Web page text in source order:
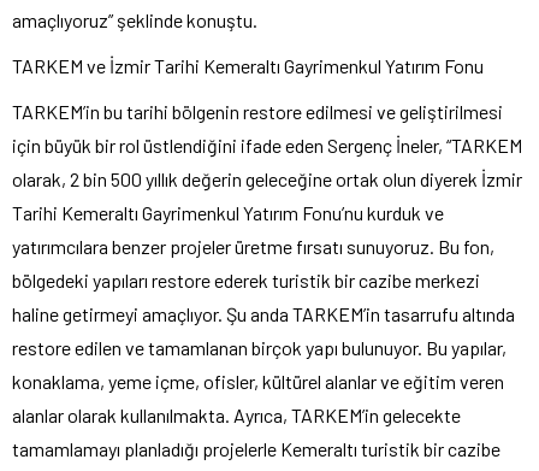
amaçlıyoruz” şeklinde konuştu.
TARKEM ve İzmir Tarihi Kemeraltı Gayrimenkul Yatırım Fonu
TARKEM’in bu tarihi bölgenin restore edilmesi ve geliştirilmesi
için büyük bir rol üstlendiğini ifade eden Sergenç İneler, “TARKEM
olarak, 2 bin 500 yıllık değerin geleceğine ortak olun diyerek İzmir
Tarihi Kemeraltı Gayrimenkul Yatırım Fonu’nu kurduk ve
yatırımcılara benzer projeler üretme fırsatı sunuyoruz. Bu fon,
bölgedeki yapıları restore ederek turistik bir cazibe merkezi
haline getirmeyi amaçlıyor. Şu anda TARKEM’in tasarrufu altında
restore edilen ve tamamlanan birçok yapı bulunuyor. Bu yapılar,
konaklama, yeme içme, ofisler, kültürel alanlar ve eğitim veren
alanlar olarak kullanılmakta. Ayrıca, TARKEM’in gelecekte
tamamlamayı planladığı projelerle Kemeraltı turistik bir cazibe